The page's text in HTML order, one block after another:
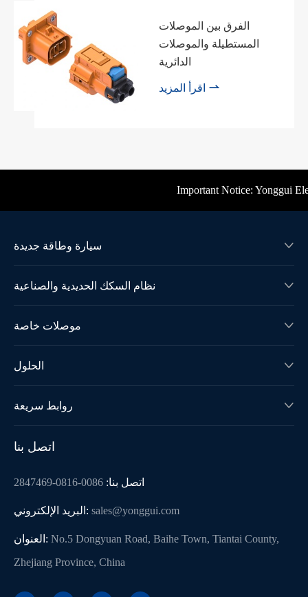
الفرق بين الموصلات
المستطيلة والموصلات
الدائرية

Important Notice: Yonggui
سيارة وطاقة جديدة 
نظام السكك الحديدية والصناعية 
موصلات خاصة 
الحلول 
روابط سريعة 
اتصل بنا
اتصل بنا: 0086-0816-2847469
البريد الإلكتروني: sales@yonggui.com
العنوان: No.5 Dongyuan Road, Baihe Town, Tiantai County,
Zhejiang Province, China